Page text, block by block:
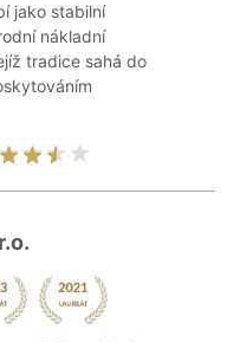
jako stabilní
nákladní
tradice sahá do